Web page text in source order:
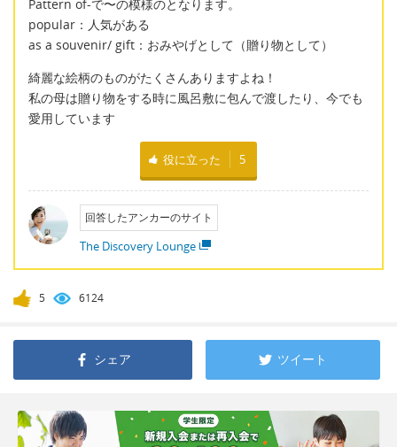
Pattern of-で〜の模様のとなります。
popular：人気がある
as a souvenir/ gift：おみやげとして（贈り物として）
綺麗な絵柄のものがたくさんありますよね！
私の母は贈り物をする時に風呂敷に包んで渡したり、今でも
愛用しています
役に立った 5
回答したアンカーのサイト
The Discovery Lounge
5 6124
シェア ツイート